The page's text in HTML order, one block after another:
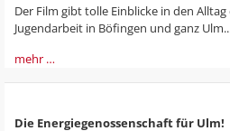
Der Film gibt tolle Einblicke in den
Jugendarbeit in Böfingen und ganz
mehr …
Die Energiegenossenschaft für Ulm!